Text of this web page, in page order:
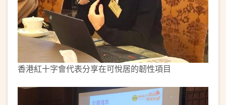
香港紅十字會代表分享在可悅居的韌性項目